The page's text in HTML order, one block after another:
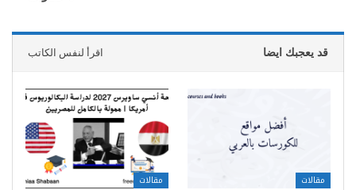
قد يعجبك ايضا اقرأ لنفس الكاتب
مقالات مقالات